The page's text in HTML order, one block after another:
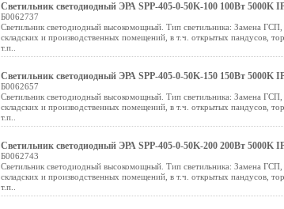
Светильник светодиодный ЭРА SPP-405-0-50K-100 100Вт 5000K
Б0062737
Светильник светодиодный высокомощный. Тип светильника: Замена
складских и производственных помещений, в т.ч. открытых пандусов,
т.п..
Светильник светодиодный ЭРА SPP-405-0-50K-150 150Вт 5000K
Б0062657
Светильник светодиодный высокомощный. Тип светильника: Замена
складских и производственных помещений, в т.ч. открытых пандусов,
т.п..
Светильник светодиодный ЭРА SPP-405-0-50K-200 200Вт 5000K
Б0062743
Светильник светодиодный высокомощный. Тип светильника: Замена
складских и производственных помещений, в т.ч. открытых пандусов,
т.п..